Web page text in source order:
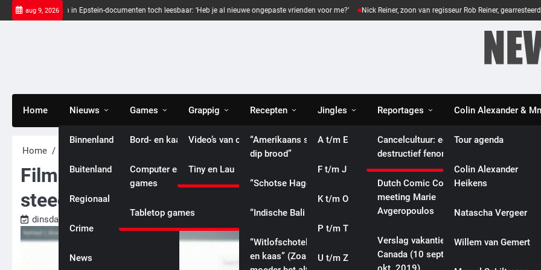
Skip
to
aug 9, 2026
balken in Epstein-documenten toch leesbaar: ‘Heb je al nieuwe ongepaste vrienden voor me?’ Nick Reiner, zoon van regisseur Rob Reiner, gearresteerd na
Home Nieuws
Binnenland
Buitenland
Regionaal
International
Crime
News
Entertainment
Games
Bord- en kaartspellen
Computer en console
games
Tabletop games
Grappig
Video’s van celebrities
Tiny en Lau
Recepten
“Amerikaans spinazie
dip brood”
“Schotse Haggis”
“Indische Bali Ikan”
“Witlofschotel met ham
en kaas” (Zoals mijn
Jingles
A t/m E
F t/m J
K t/m O
P t/m T
U t/m Z
Reportages
Eveline gaat diep:
culturele reportages
Cancelcultuur: een
destructief fenomeen
Dutch Comic Con 2019:
meeting Marie
Avgeropoulos
Verslag vakantie
Canada (10 sept. – 5
Colin Alexander &
Tour agenda
Biografieën
Colin Alexander
Heikens
Natascha Vergeer
Willem van Gemert
Home Film “Better man”: Man Robbie Williams na tien keer nog steeds emotioneel over biografische
Film “Better man”: Man Robbie Williams na tien keer nog
steeds emotioneel over biografische film!
dinsdag, 10 december 2024 Mr. Entertainment
INTERNATIONAL POLITICS